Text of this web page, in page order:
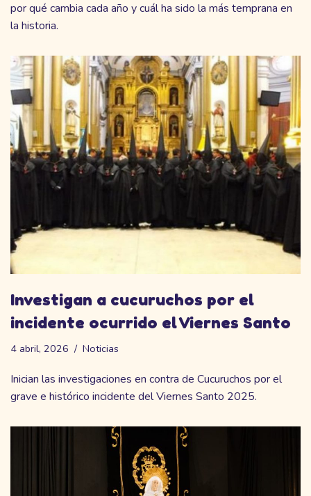
por qué cambia cada año y cuál ha sido la más temprana en
la historia.
Investigan a cucuruchos por el
incidente ocurrido el Viernes Santo
4 abril, 2026 Noticias
Inician las investigaciones en contra de Cucuruchos por el
grave e histórico incidente del Viernes Santo 2025.